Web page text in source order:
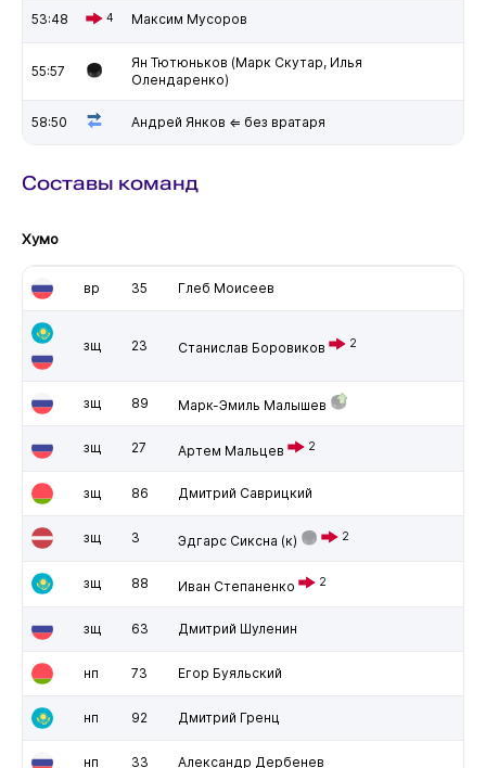
53:48 4 Максим Мусоров
55:57
Ян Тютюньков (Марк Скутар, Илья
Олендаренко)
58:50 Андрей Янков ⇐ без вратаря
Составы команд
Хумо
вр 35 Глеб Моисеев
зщ 23 Станислав Боровиков 2
зщ 89 Марк-Эмиль Малышев
зщ 27 Артем Мальцев 2
зщ 86 Дмитрий Саврицкий
зщ 3 Эдгарс Сиксна (к) 2
зщ 88 Иван Степаненко 2
зщ 63 Дмитрий Шуленин
нп 73 Егор Буяльский
нп 92 Дмитрий Гренц
нп 33 Александр Дербенев